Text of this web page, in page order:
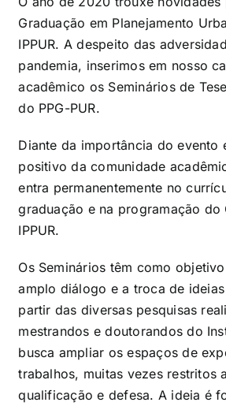
Graduação em Planejamento
IPPUR. A despeito das
pandemia, inserimos em nosso
acadêmico os Seminários de
do PPG-PUR.
Diante da importância do evento
positivo da comunidade
entra permanentemente no
graduação e na programação do
IPPUR.
Os Seminários têm como
amplo diálogo e a troca de
partir das diversas pesquisas
mestrandos e doutorandos do
busca ampliar os espaços de
trabalhos, muitas vezes restritos
qualificação e defesa. A ideia é